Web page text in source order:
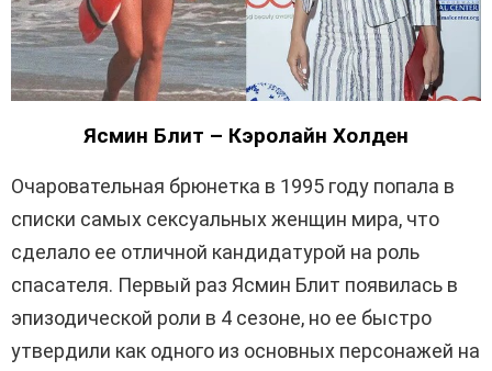
Ясмин Блит – Кэролайн Холден
Очаровательная брюнетка в 1995 году попала в
списки самых сексуальных женщин мира, что
сделало ее отличной кандидатурой на роль
спасателя. Первый раз Ясмин Блит появилась в
эпизодической роли в 4 сезоне, но ее быстро
утвердили как одного из основных персонажей на